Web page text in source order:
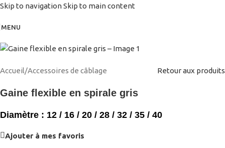
Skip to navigationSkip to main content
MENU
Accueil/Accessoires de câblage Retour aux produits
Gaine flexible en spirale gris
Diamètre : 12 / 16 / 20 / 28 / 32 / 35 / 40
Ajouter à mes favoris